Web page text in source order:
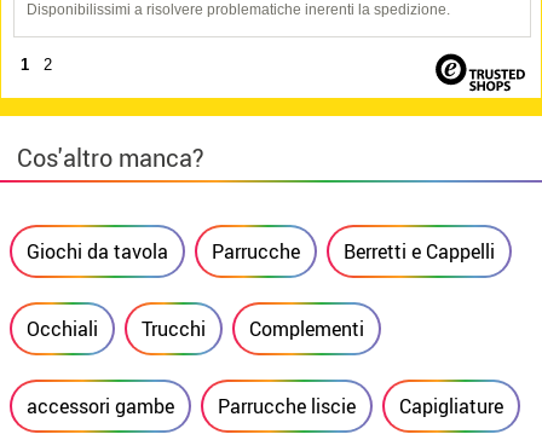
Disponibilissimi a risolvere problematiche inerenti la spedizione.
1 2
Cos'altro manca?
Giochi da tavola Parrucche Berretti e Cappelli
Occhiali Trucchi Complementi
accessori gambe Parrucche liscie Capigliature